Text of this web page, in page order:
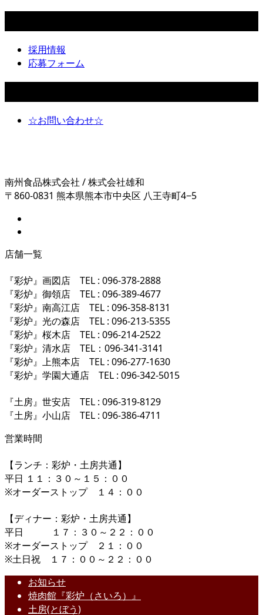
採用情報
応募フォーム
☆お問い合わせ☆
南州食品株式会社 / 株式会社雄和
〒860-0831 熊本県熊本市中央区 八王寺町4−5
店舗一覧
『彩炉』画図店 TEL : 096-378-2888
『彩炉』御領店 TEL : 096-389-4677
『彩炉』南高江店 TEL : 096-358-8131
『彩炉』光の森店 TEL : 096-213-5355
『彩炉』桜木店 TEL : 096-214-2522
『彩炉』清水店 TEL：096-341-3141
『彩炉』上熊本店 TEL : 096-277-1630
『彩炉』学園大通店 TEL : 096-342-5015
『土房』世安店 TEL : 096-319-8129
『土房』小山店 TEL : 096-386-4711
営業時間
【ランチ：彩炉・土房共通】
平日 １１：３０～１５：００
※オーダーストップ １４：００
【ディナー：彩炉・土房共通】
平日 １７：３０～２２：００
※オーダーストップ ２１：００
※土日祝 １７：００～２２：００
お知らせ
焼肉館『彩炉（さいろ）』
土房(とぼう)